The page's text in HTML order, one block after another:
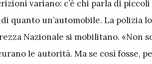
variano: c’è chi parla di
quanto un’automobile. La polizia
Nazionale si mobilitano. «Non
le autorità. Ma se così fosse,